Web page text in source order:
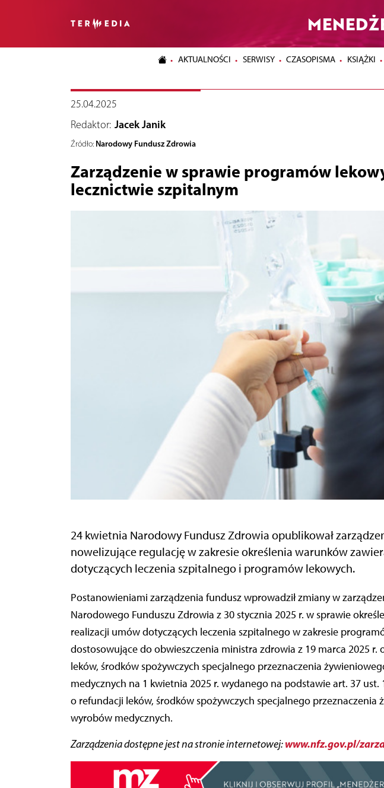
AKTUALNOŚCI SERWISY CZASOPISMA KSIĄŻKI
25.04.2025
Redaktor: Jacek Janik
Źródło: Narodowy Fundusz Zdrowia
Zarządzenie w sprawie programów
lecznictwie szpitalnym
24 kwietnia Narodowy Fundusz Zdrowia opublikował
nowelizujące regulację w zakresie określenia warunków
dotyczących leczenia szpitalnego i programów lekowych.
Postanowieniami zarządzenia fundusz wprowadził zmiany w zarządzeniu nr 9/2025/DGL prezesa
Narodowego Funduszu Zdrowia z 30 stycznia 2025 r. w sprawie
realizacji umów dotyczących leczenia szpitalnego w zakresie
dostosowujące do obwieszczenia ministra zdrowia z 19 marca 2025 r.
leków, środków spożywczych specjalnego przeznaczenia
medycznych na 1 kwietnia 2025 r. wydanego na podstawie art. 37 ust.
o refundacji leków, środków spożywczych specjalnego przeznaczenia
wyrobów medycznych.
Zarządzenia dostępne jest na stronie internetowej:www.nfz.gov.pl/